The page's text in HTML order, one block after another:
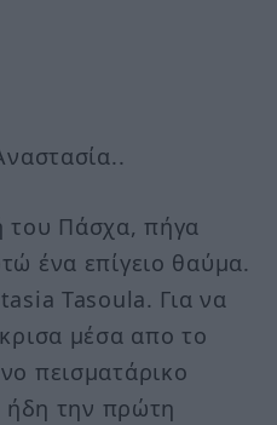
του Πάσχα, πήγα
ένα επίγειο θαύμα.
Tasoula. Για να
μέσα απο το
πεισματάρικο
ήδη την πρώτη